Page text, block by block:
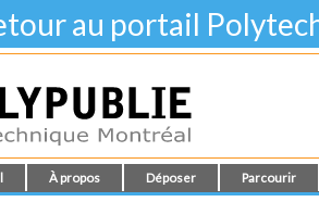
au portail
À propos Déposer Parcourir